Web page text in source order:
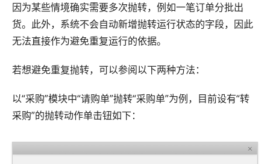
因为某些情境确实需要多次抛转，例如一笔订单分批出
货。此外，系统不会自动新增抛转运行状态的字段，因此
无法直接作为避免重复运行的依据。
若想避免重复抛转，可以参阅以下两种方法：
以“采购”模块中“请购单”抛转“采购单”为例，目前设有“转
采购”的抛转动作单击钮如下：